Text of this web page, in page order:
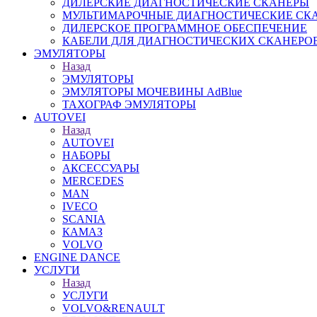
ДИЛЕРСКИЕ ДИАГНОСТИЧЕСКИЕ СКАНЕРЫ
МУЛЬТИМАРОЧНЫЕ ДИАГНОСТИЧЕСКИЕ
ДИЛЕРСКОЕ ПРОГРАММНОЕ ОБЕСПЕЧЕНИЕ
КАБЕЛИ ДЛЯ ДИАГНОСТИЧЕСКИХ
ЭМУЛЯТОРЫ
Назад
ЭМУЛЯТОРЫ
ЭМУЛЯТОРЫ МОЧЕВИНЫ АdBlue
ТАХОГРАФ ЭМУЛЯТОРЫ
AUTOVEI
Назад
AUTOVEI
НАБОРЫ
АКСЕССУАРЫ
MERCEDES
MAN
IVECO
SCANIA
КАМАЗ
VOLVO
ENGINE DANCE
УСЛУГИ
Назад
УСЛУГИ
VOLVO&RENAULT